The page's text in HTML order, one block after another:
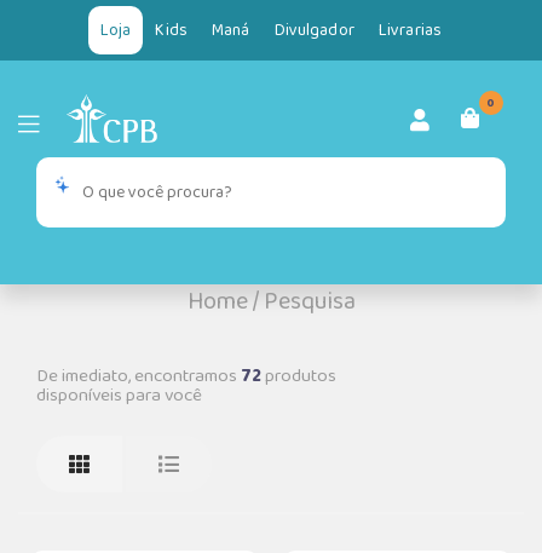
Loja Kids Maná Divulgador Livrarias
0
Home/Pesquisa
De imediato, encontramos 72produtos
disponíveis para você